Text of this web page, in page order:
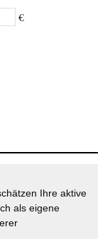
€
Ihre aktive
als eigene